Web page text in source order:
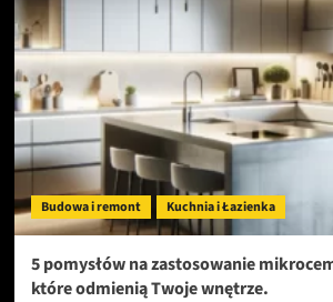
idealna
place
Budowa i remont Kuchnia i Łazienka
5 pomysłów na zastosowanie
które odmienią Twoje wnętrze.